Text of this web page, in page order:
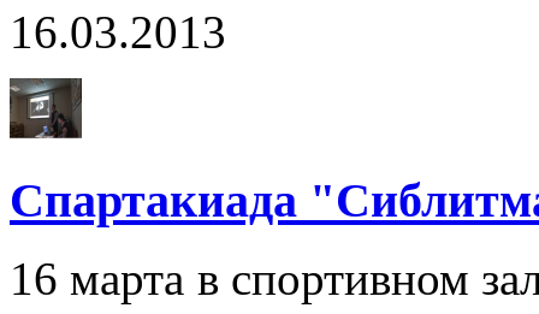
16.03.2013
Спартакиада
16 марта в спортивном